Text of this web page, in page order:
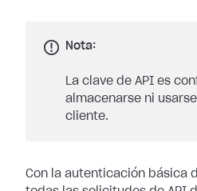
Nota:
La clave de API es
almacenarse ni
cliente.
Con la autenticación básica